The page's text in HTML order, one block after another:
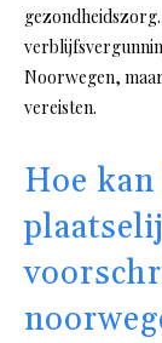
Noorwegen,
vereisten.
Hoe